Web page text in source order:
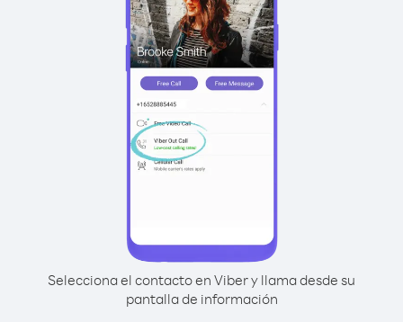
Selecciona el contacto en Viber y llama desde su
pantalla de información